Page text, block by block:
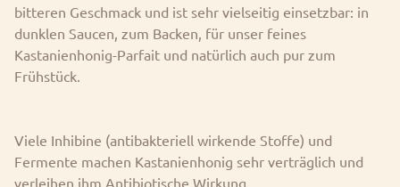
bitteren Geschmack und ist sehr vielseitig einsetzbar: in
dunklen Saucen, zum Backen, für unser feines
Kastanienhonig-Parfait und natürlich auch pur zum
Frühstück.
Viele Inhibine (antibakteriell wirkende Stoffe) und
Fermente machen Kastanienhonig sehr verträglich und
verleihen ihm Antibiotische Wirkung.